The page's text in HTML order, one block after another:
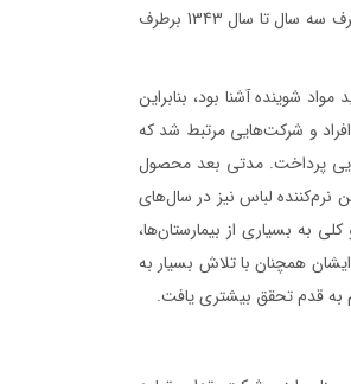
در ابتدای سکونت در تهران، مشکلات از هر سو ايشان را احاطه کرد، اما استاد با عزم جزم، مشکلات و موانع اصلی را ظرف سه سال تا سال 1343 برطرف
شوينده آشنا بود، بنابراين
و شرکت‌هايی مرتبط شد که
پودر ظرف‌شویی پرداخت. مدتی بعد محصول
لباس نيز در سال‌های
به بسياری از بيمارستا‌ن‌ها،
1351 که شرکت پاکشو تأسيس گردید و ایشان همچنان با تلاش بسيار به
به قدم تحقق بيشتری یافت.